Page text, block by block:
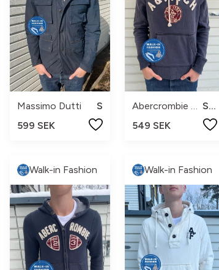
Massimo Dutti
S
599 SEK
S/M
549 SEK
Walk-in Fashion Walk-in Fashion